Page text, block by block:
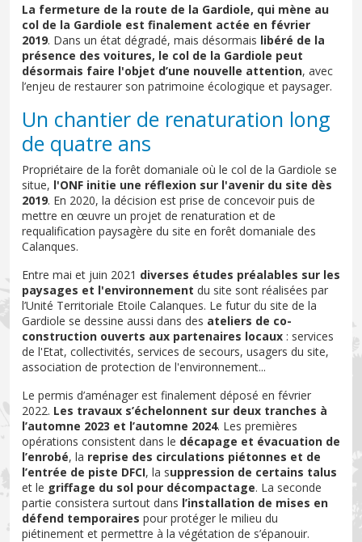
La fermeture de la route de la Gardiole, qui mène au
col de la Gardiole est finalement actée en février
2019. Dans un état dégradé, mais désormais libéré de la
présence des voitures, le col de la Gardiole peut
désormais faire l'objet d’une nouvelle attention, avec
l’enjeu de restaurer son patrimoine écologique et paysager.
Un chantier de renaturation long
de quatre ans
Propriétaire de la forêt domaniale où le col de la Gardiole se
situe, l'ONF initie une réflexion sur l'avenir du site dès
2019. En 2020, la décision est prise de concevoir puis de
mettre en œuvre un projet de renaturation et de
requalification paysagère du site en forêt domaniale des
Calanques.
Entre mai et juin 2021 diverses études préalables sur les
paysages et l'environnement du site sont réalisées par
l’Unité Territoriale Etoile Calanques. Le futur du site de la
Gardiole se dessine aussi dans des ateliers de co-
construction ouverts aux partenaires locaux : services
de l'Etat, collectivités, services de secours, usagers du site,
association de protection de l'environnement...
Le permis d’aménager est finalement déposé en février
2022. Les travaux s’échelonnent sur deux tranches à
l’automne 2023 et l’automne 2024. Les premières
opérations consistent dans le décapage et évacuation de
l’enrobé, la reprise des circulations piétonnes et de
l’entrée de piste DFCI, la suppression de certains talus
et le griffage du sol pour décompactage. La seconde
partie consistera surtout dans l’installation de mises en
défend temporaires pour protéger le milieu du
piétinement et permettre à la végétation de s’épanouir.